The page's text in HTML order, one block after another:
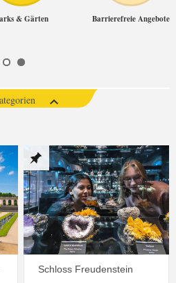
& Gärten Barrierefreie Angebote
Schloss Freudenstein